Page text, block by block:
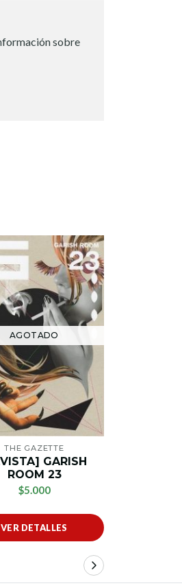
sobre
AGOTADO
THE GAZETTE
GARISH
ROOM 23
$5.000
VER DETALLES